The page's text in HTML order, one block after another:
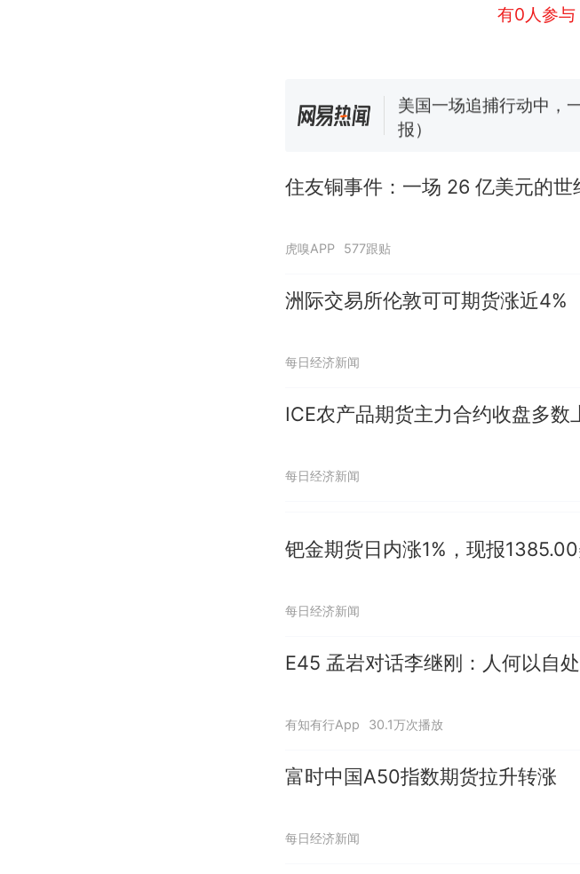
有0人参与
费大厨“全国小炒肉
美国一场追捕行动中，
报）
美国渔民钓获鲨鱼徒
西班牙飞地休达边
住友铜事件：一场 26 亿美元的世
虎嗅APP 577跟贴
洲际交易所伦敦可可期货涨近4%
每日经济新闻
ICE农产品期货主力合约收盘多数
每日经济新闻
钯金期货日内涨1%，现报
每日经济新闻
E45 孟岩对话李继刚：人何以自处
有知有行App 30.1万次播放
富时中国A50指数期货拉升转涨
每日经济新闻